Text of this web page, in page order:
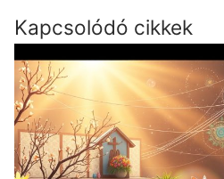
Kapcsolódó cikkek